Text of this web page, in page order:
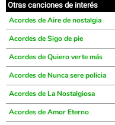
Otras canciones de interés
Acordes de Aire de nostalgia
Acordes de Sigo de pie
Acordes de Quiero verte más
Acordes de Nunca sere policia
Acordes de La Nostalgiosa
Acordes de Amor Eterno